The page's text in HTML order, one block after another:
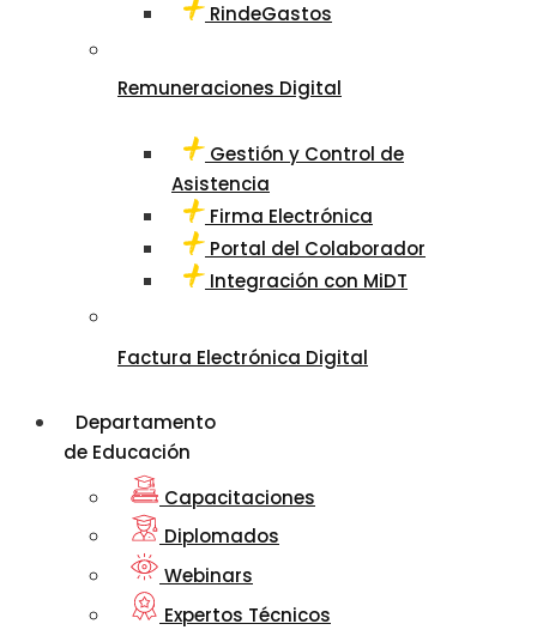
RindeGastos
Remuneraciones Digital
Gestión y Control de
Asistencia
Firma Electrónica
Portal del Colaborador
Integración con MiDT
Factura Electrónica Digital
Departamento
de Educación
Capacitaciones
Diplomados
Webinars
Expertos Técnicos